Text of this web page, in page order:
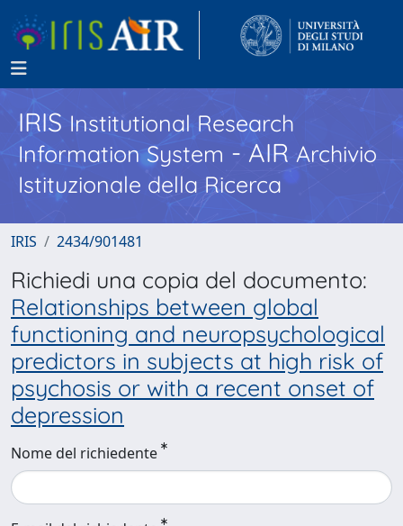
IRISInstitutional Research
Information System - AIR Archivio
Istituzionale della Ricerca
IRIS 2434/901481
Richiedi una copia del documento:
Relationships between global
functioning and neuropsychological
predictors in subjects at high risk of
psychosis or with a recent onset of
depression
Nome del richiedente